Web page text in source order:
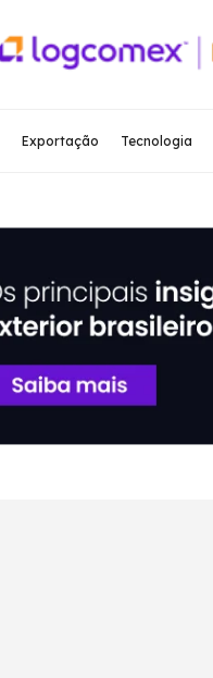
Exportação Tecnologia